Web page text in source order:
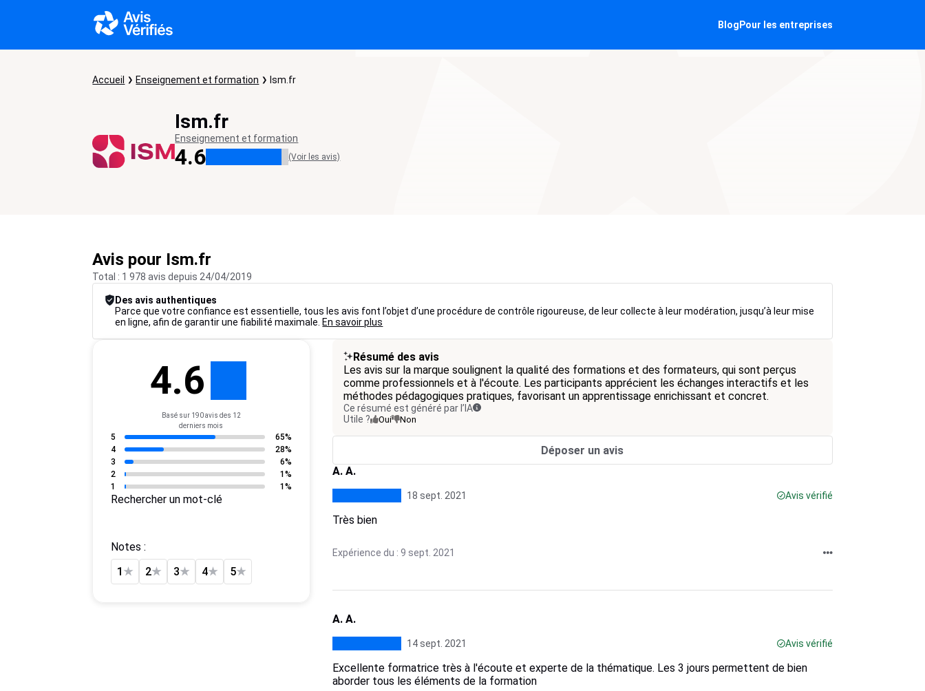
Blog Pour les entreprises
Accueil Enseignement et formation Ism.fr
Ism.fr
Enseignement et formation
4.6 (Voir les avis)
Avis pour Ism.fr
Total : 1 978 avis depuis 24/04/2019
Des avis authentiques
Parce que votre confiance est essentielle, tous les avis font l’objet d’une procédure de contrôle rigoureuse, de leur collecte à leur modération, jusqu’à leur mise
en ligne, afin de garantir une fiabilité maximale. En savoir plus
4.6
Basé sur 190 avis des 12
derniers mois
5
65%
4
28%
3
6%
2
1%
1
1%
Rechercher un mot-clé
Notes :
1 ★ 2★ 3★ 4★ 5★
Résumé des avis
Les avis sur la marque soulignent la qualité des formations et des formateurs, qui sont perçus
comme professionnels et à l'écoute. Les participants apprécient les échanges interactifs et les
méthodes pédagogiques pratiques, favorisant un apprentissage enrichissant et concret.
Ce résumé est généré par l’IA
Utile ?
Oui Non
Déposer un avis
A. A.
18 sept. 2021 Avis vérifié
Très bien
Expérience du : 9 sept. 2021
A. A.
14 sept. 2021 Avis vérifié
Excellente formatrice très à l'écoute et experte de la thématique. Les 3 jours permettent de bien
aborder tous les éléments de la formation